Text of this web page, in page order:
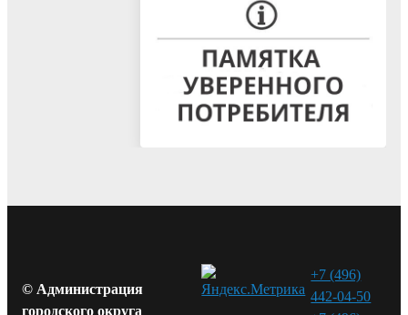
© Администрация
городского округа
+7 (496)
442-04-50